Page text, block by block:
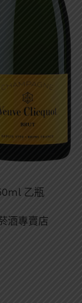
乙瓶
酒專賣店